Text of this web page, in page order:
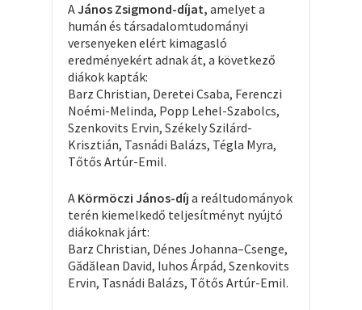
AJános Zsigmond-díjat, amelyet a
humán és társadalomtudományi
versenyeken elért kimagasló
eredményekért adnak át, a következő
diákok kapták:
Barz Christian, Deretei Csaba, Ferenczi
Noémi-Melinda, Popp Lehel-Szabolcs,
Szenkovits Ervin, Székely Szilárd-
Krisztián, Tasnádi Balázs, Tégla Myra,
Tőtős Artúr-Emil.
A Körmöczi János-díj a reáltudományok
terén kiemelkedő teljesítményt nyújtó
diákoknak járt:
Barz Christian, Dénes Johanna–Csenge,
Gădălean David, Iuhos Árpád, Szenkovits
Ervin, Tasnádi Balázs, Tőtős Artúr-Emil.